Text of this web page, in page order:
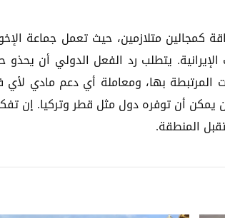
كمجالين متلازمين، حيث تعمل جماعة
يتطلب رد الفعل الدولي أن يحذو
بها، ومعاملة أي دعم مادي لأي
يمكن أن توفره دول مثل قطر وتركيا. إن
المنطقة.